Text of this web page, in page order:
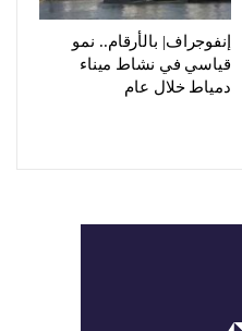
إنفوجراف| بالأرقام.. نمو
قياسي في نشاط ميناء
دمياط خلال عام